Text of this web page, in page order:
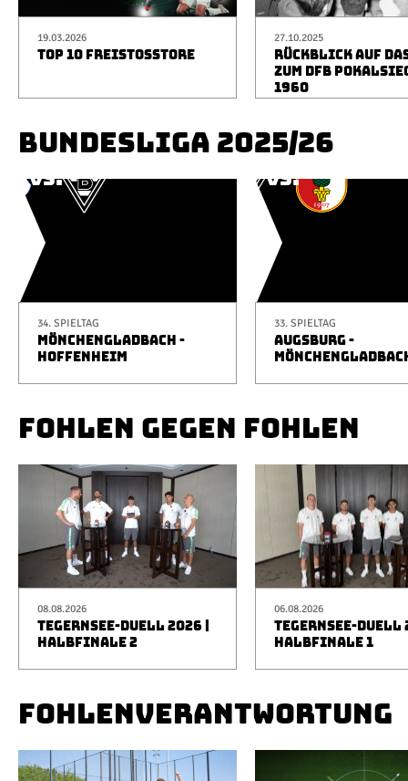
19.03.2026
TOP 10 FREISTOSSTORE
27.10.2025
RÜCKBLICK AUF
ZUM DFB
1960
BUNDESLIGA 2025/26
34. SPIELTAG
MÖNCHENGLADBACH -
HOFFENHEIM
33. SPIELTAG
AUGSBURG -
FOHLEN GEGEN FOHLEN
08.08.2026
TEGERNSEE-DUELL 2026 |
HALBFINALE 2
06.08.2026
TEGERNSEE-DUELL
HALBFINALE 1
FOHLENVERANTWORTUNG